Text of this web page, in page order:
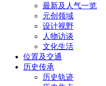
最新及人气一览
元创领域
设计视野
人物访谈
文化生活
位置及交通
历史传承
历史轨迹